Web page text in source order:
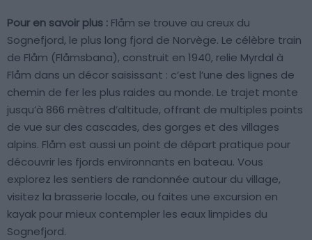
Pour en savoir plus : Flåm se trouve au creux du
Sognefjord, le plus long fjord de Norvège. Le célèbre train
de Flåm (Flåmsbana), construit en 1940, relie Myrdal à
Flåm dans un décor saisissant : c’est l’une des lignes de
chemin de fer les plus raides au monde. Le trajet monte
jusqu’à 866 mètres d’altitude, offrant de multiples points
de vue sur des cascades, des gorges et des villages
alpins. Flåm est aussi un point de départ pratique pour
découvrir les fjords environnants en bateau. Vous
explorez les sentiers de randonnée autour du village,
visitez la brasserie locale, ou faites une excursion en
kayak pour mieux contempler les eaux limpides du
Sognefjord.